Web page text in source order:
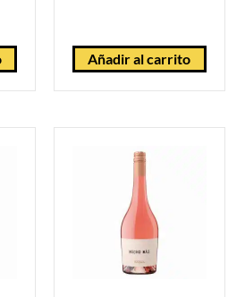
Añadir al carrito